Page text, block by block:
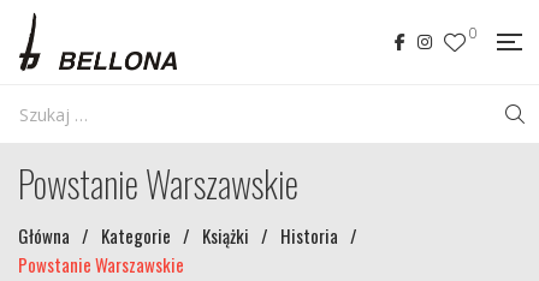
0
Powstanie Warszawskie
Główna / Kategorie / Książki / Historia /
Powstanie Warszawskie